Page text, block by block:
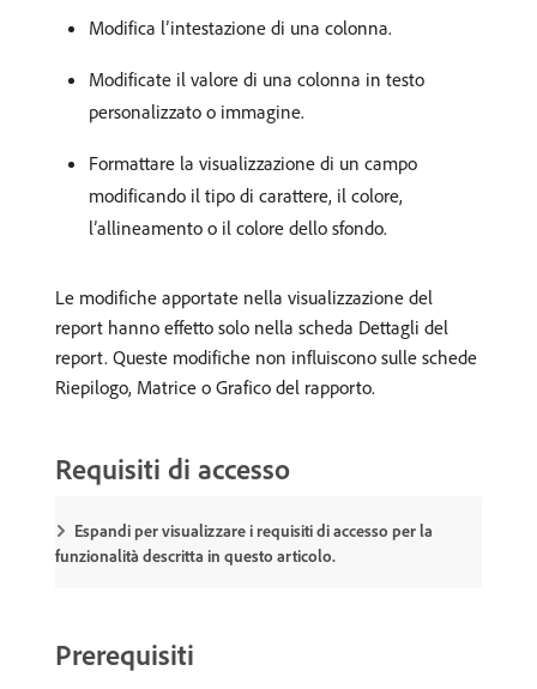
Modifica l’intestazione di una colonna.
Modificate il valore di una colonna in testo
personalizzato o immagine.
Formattare la visualizzazione di un campo
modificando il tipo di carattere, il colore,
l’allineamento o il colore dello sfondo.
Le modifiche apportate nella visualizzazione del
report hanno effetto solo nella scheda Dettagli del
report. Queste modifiche non influiscono sulle schede
Riepilogo, Matrice o Grafico del rapporto.
Requisiti di accesso
Espandi per visualizzare i requisiti di accesso per la
funzionalità descritta in questo articolo.
Prerequisiti